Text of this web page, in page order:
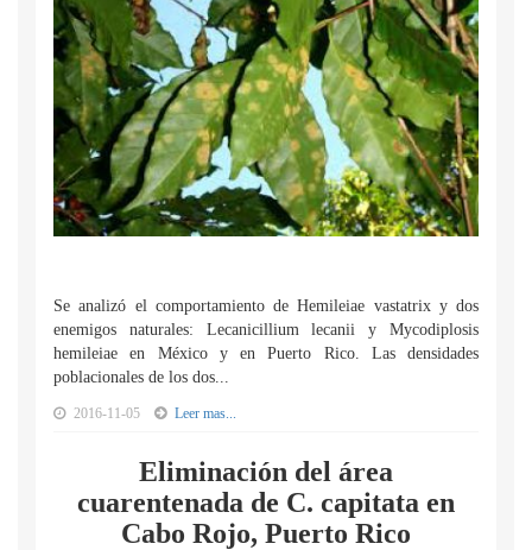
Se analizó el comportamiento de Hemileiae vastatrix y dos
enemigos naturales: Lecanicillium lecanii y Mycodiplosis
hemileiae en México y en Puerto Rico. Las densidades
poblacionales de los dos...
2016-11-05 Leer mas...
Eliminación del área
cuarentenada de C. capitata en
Cabo Rojo, Puerto Rico